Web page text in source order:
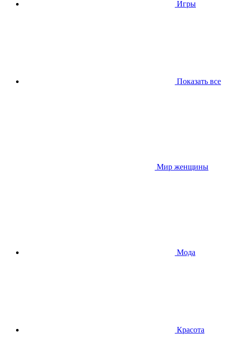
Игры
Показать все
Мир женщины
Мода
Красота